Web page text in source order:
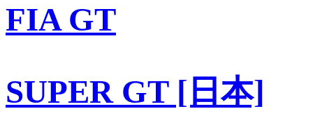
FIA GT
SUPER GT [日本]